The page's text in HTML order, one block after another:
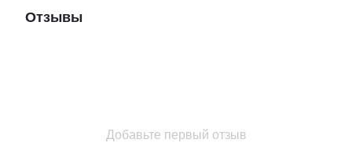
Отзывы
Добавьте первый отзыв